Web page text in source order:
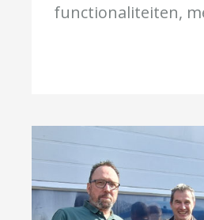
functionaliteiten,